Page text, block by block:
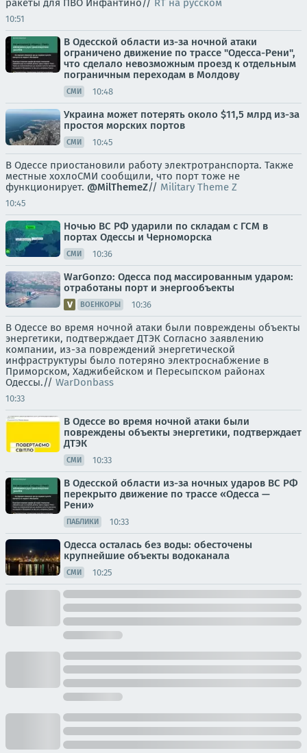
ракеты для ПВО Инфантино// RT на русском
10:51
В Одесской области из-за ночной атаки
ограничено движение по трассе "Одесса-Рени",
что сделало невозможным проезд к отдельным
пограничным переходам в Молдову
СМИ 10:48
Украина может потерять около $11,5 млрд из-за
простоя морских портов
СМИ 10:45
В Одессе приостановили работу электротранспорта. Также
местные хохлоСМИ сообщили, что порт тоже не
функционирует. @MilThemeZ// Military Theme Z
10:45
Ночью ВС РФ ударили по складам с ГСМ в
портах Одессы и Черноморска
СМИ 10:36
WarGonzo: Одесса под массированным ударом:
отработаны порт и энергообъекты
ВОЕНКОРЫ 10:36
В Одессе во время ночной атаки были повреждены объекты
энергетики, подтверждает ДТЭК Согласно заявлению
компании, из-за повреждений энергетической
инфраструктуры было потеряно электроснабжение в
Приморском, Хаджибейском и Пересыпском районах
Одессы.// WarDonbass
10:33
В Одессе во время ночной атаки были
повреждены объекты энергетики, подтверждает
ДТЭК
СМИ 10:33
В Одесской области из-за ночных ударов ВС РФ
перекрыто движение по трассе «Одесса —
Рени»
ПАБЛИКИ 10:33
Одесса осталась без воды: обесточены
крупнейшие объекты водоканала
СМИ 10:25